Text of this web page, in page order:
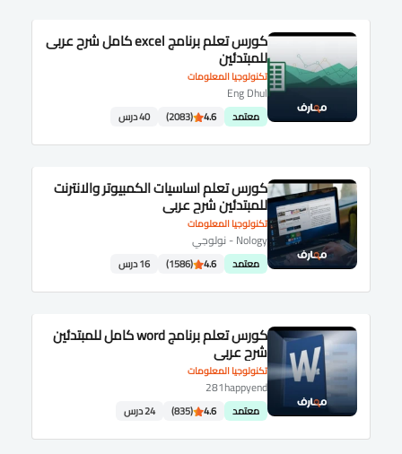
تكنولوجيا المعلومات
كورس تعلم برنامج excel كامل شرح عربى
للمبتدئين
Eng Dhul
معتمد 4.6
(2083) 40 درس
تكنولوجيا المعلومات
كورس تعلم اساسيات الكمبيوتر والانترنت
للمبتدئين شرح عربى
Nology - نولوجي
معتمد 4.6
(1586) 16 درس
تكنولوجيا المعلومات
كورس تعلم برنامج word كامل للمبتدئين
شرح عربى
281happyend
معتمد 4.6
(835) 24 درس